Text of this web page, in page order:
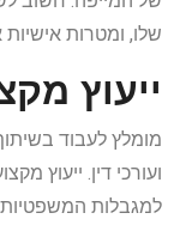
שלו, ומטרות אישיות
ייעוץ
מומלץ לעבוד
ועורכי דין. ייעוץ
למגבלות המשפטיות